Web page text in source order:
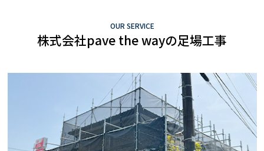
OUR SERVICE
株式会社pave the wayの足場工事